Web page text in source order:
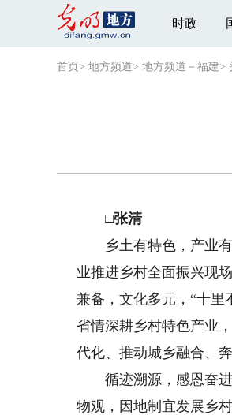
时政
首页 > 地方频道> 地方频道－福建>
□张清
乡土有特色，产业有
业推进乡村全面振兴现
兼备，文化多元，“十里
省情深耕乡村特色产业
代化、推动城乡融合、
循迹溯源，感恩奋进
物观，因地制宜发展乡